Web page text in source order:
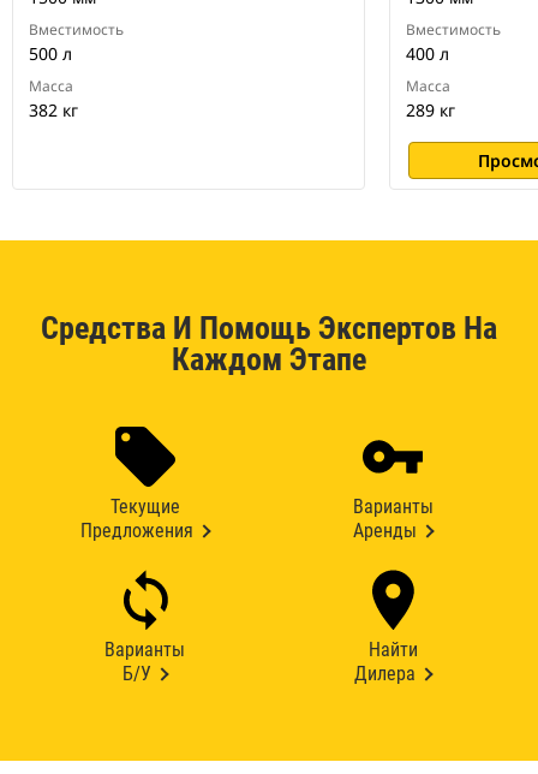
Вместимость
500 л
Масса
382 кг
Вместимость
400 л
Масса
289 кг
Средства И Помощь Экспертов На
Каждом Этапе
Текущие
Предложения
Варианты
Аренды
Варианты
Б/У
Найти
Дилера